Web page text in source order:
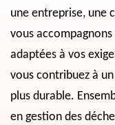
une entreprise, une
vous
adaptées à vos
vous contribuez à
plus durable.
en gestion des